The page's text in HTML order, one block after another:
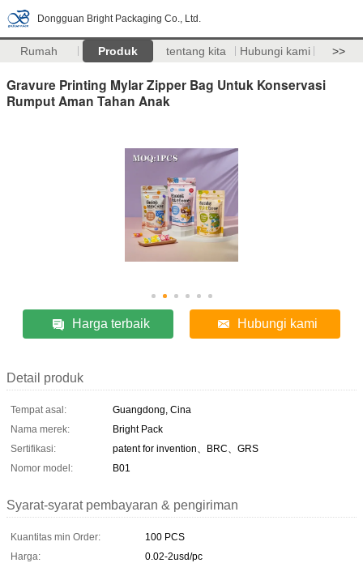
Dongguan Bright Packaging Co., Ltd.
Rumah Produk tentang kita Hubungi kami >>
Gravure Printing Mylar Zipper Bag Untuk Konservasi
Rumput Aman Tahan Anak
Harga terbaik Hubungi kami
Detail produk
Tempat asal:
Guangdong, Cina
Nama merek:
Bright Pack
Sertifikasi:
patent for invention、BRC、GRS
Nomor model:
B01
Syarat-syarat pembayaran & pengiriman
Kuantitas min Order:
100 PCS
Harga:
0.02-2usd/pc